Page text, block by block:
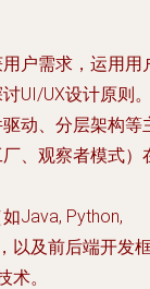
用户需求，运用用
UI/UX设计原则
动、分层架构等
、观察者模式）
Java, Python,
以及前后端开发
。